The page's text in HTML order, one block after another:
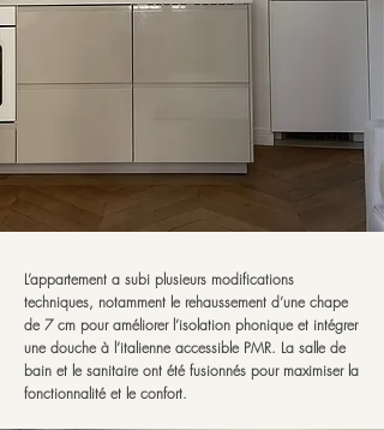
L’appartement a subi plusieurs modifications
techniques, notamment le rehaussement d’une chape
de 7 cm pour améliorer l’isolation phonique et intégrer
une douche à l’italienne accessible PMR. La salle de
bain et le sanitaire ont été fusionnés pour maximiser la
fonctionnalité et le confort.